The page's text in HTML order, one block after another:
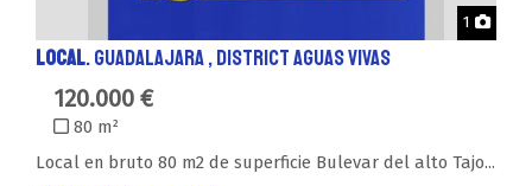
1
LOCAL. GUADALAJARA , District AGUAS VIVAS
120.000 €
80 m²
Local en bruto 80 m2 de superficie Bulevar del alto Tajo...